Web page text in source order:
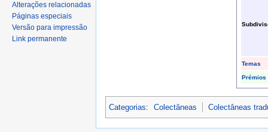
Temas
Prémios
Categorias: Colectâneas Colectâneas
Alterações relacionadas
Páginas especiais
Versão para impressão
Link permanente